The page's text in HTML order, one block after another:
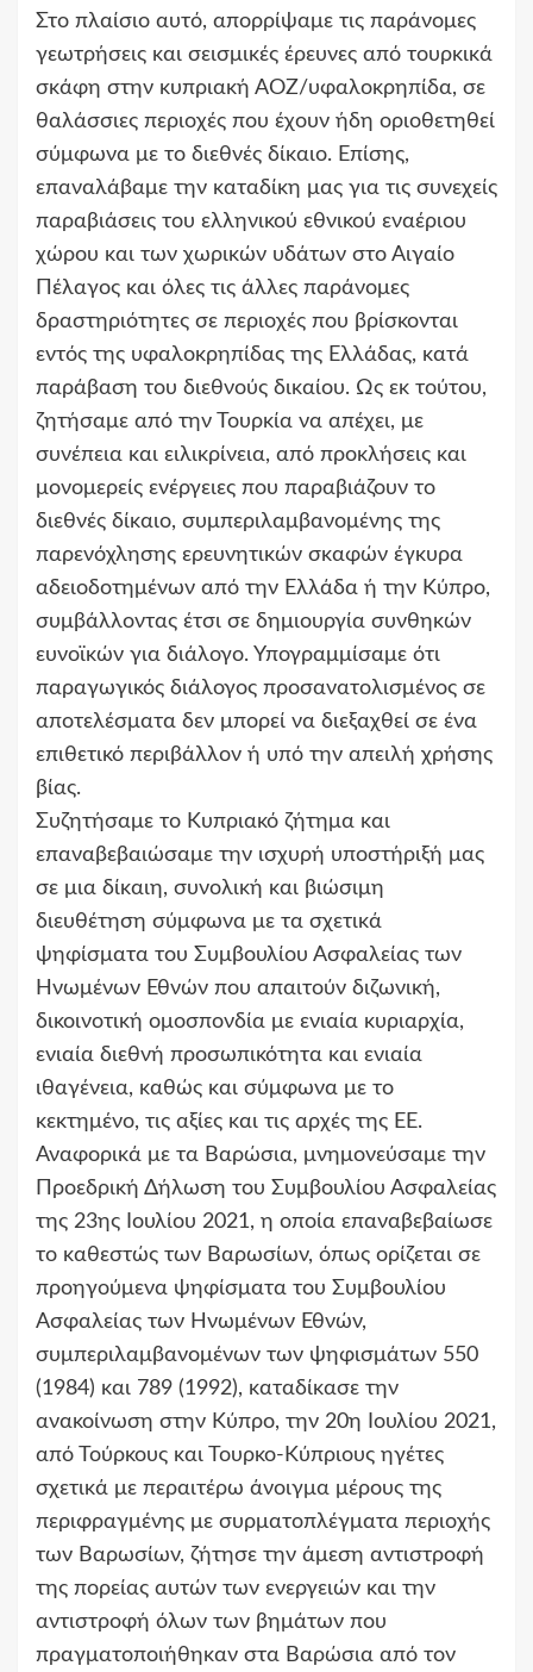
Στο πλαίσιο αυτό, απορρίψαμε τις παράνομες
γεωτρήσεις και σεισμικές έρευνες από τουρκικά
σκάφη στην κυπριακή ΑΟΖ/υφαλοκρηπίδα, σε
θαλάσσιες περιοχές που έχουν ήδη οριοθετηθεί
σύμφωνα με το διεθνές δίκαιο. Επίσης,
επαναλάβαμε την καταδίκη μας για τις συνεχείς
παραβιάσεις του ελληνικού εθνικού εναέριου
χώρου και των χωρικών υδάτων στο Αιγαίο
Πέλαγος και όλες τις άλλες παράνομες
δραστηριότητες σε περιοχές που βρίσκονται
εντός της υφαλοκρηπίδας της Ελλάδας, κατά
παράβαση του διεθνούς δικαίου. Ως εκ τούτου,
ζητήσαμε από την Τουρκία να απέχει, με
συνέπεια και ειλικρίνεια, από προκλήσεις και
μονομερείς ενέργειες που παραβιάζουν το
διεθνές δίκαιο, συμπεριλαμβανομένης της
παρενόχλησης ερευνητικών σκαφών έγκυρα
αδειοδοτημένων από την Ελλάδα ή την Κύπρο,
συμβάλλοντας έτσι σε δημιουργία συνθηκών
ευνοϊκών για διάλογο. Υπογραμμίσαμε ότι
παραγωγικός διάλογος προσανατολισμένος σε
αποτελέσματα δεν μπορεί να διεξαχθεί σε ένα
επιθετικό περιβάλλον ή υπό την απειλή χρήσης
βίας.
Συζητήσαμε το Κυπριακό ζήτημα και
επαναβεβαιώσαμε την ισχυρή υποστήριξή μας
σε μια δίκαιη, συνολική και βιώσιμη
διευθέτηση σύμφωνα με τα σχετικά
ψηφίσματα του Συμβουλίου Ασφαλείας των
Ηνωμένων Εθνών που απαιτούν διζωνική,
δικοινοτική ομοσπονδία με ενιαία κυριαρχία,
ενιαία διεθνή προσωπικότητα και ενιαία
ιθαγένεια, καθώς και σύμφωνα με το
κεκτημένο, τις αξίες και τις αρχές της ΕΕ.
Αναφορικά με τα Βαρώσια, μνημονεύσαμε την
Προεδρική Δήλωση του Συμβουλίου Ασφαλείας
της 23ης Ιουλίου 2021, η οποία επαναβεβαίωσε
το καθεστώς των Βαρωσίων, όπως ορίζεται σε
προηγούμενα ψηφίσματα του Συμβουλίου
Ασφαλείας των Ηνωμένων Εθνών,
συμπεριλαμβανομένων των ψηφισμάτων 550
(1984) και 789 (1992), καταδίκασε την
ανακοίνωση στην Κύπρο, την 20η Ιουλίου 2021,
από Τούρκους και Τουρκο-Κύπριους ηγέτες
σχετικά με περαιτέρω άνοιγμα μέρους της
περιφραγμένης με συρματοπλέγματα περιοχής
των Βαρωσίων, ζήτησε την άμεση αντιστροφή
της πορείας αυτών των ενεργειών και την
αντιστροφή όλων των βημάτων που
πραγματοποιήθηκαν στα Βαρώσια από τον